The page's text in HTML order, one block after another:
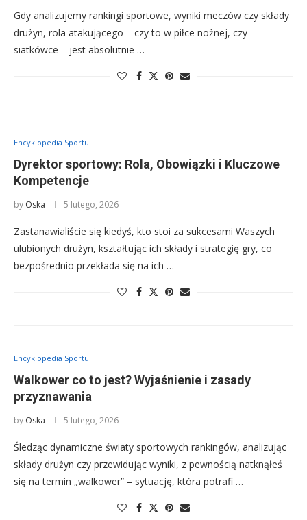
Gdy analizujemy rankingi sportowe, wyniki meczów czy składy
drużyn, rola atakującego – czy to w piłce nożnej, czy
siatkówce – jest absolutnie …
Encyklopedia Sportu
Dyrektor sportowy: Rola, Obowiązki i Kluczowe
Kompetencje
by Oska 5 lutego, 2026
Zastanawialiście się kiedyś, kto stoi za sukcesami Waszych
ulubionych drużyn, kształtując ich składy i strategię gry, co
bezpośrednio przekłada się na ich …
Encyklopedia Sportu
Walkower co to jest? Wyjaśnienie i zasady
przyznawania
by Oska 5 lutego, 2026
Śledząc dynamiczne światy sportowych rankingów, analizując
składy drużyn czy przewidując wyniki, z pewnością natknąłeś
się na termin „walkower” – sytuację, która potrafi …